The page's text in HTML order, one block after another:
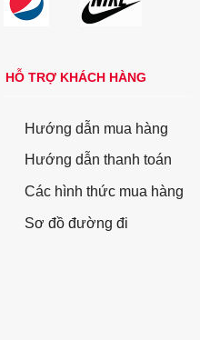
HỖ TRỢ KHÁCH HÀNG
Hướng dẫn mua hàng
Hướng dẫn thanh toán
Các hình thức mua hàng
Sơ đồ đường đi